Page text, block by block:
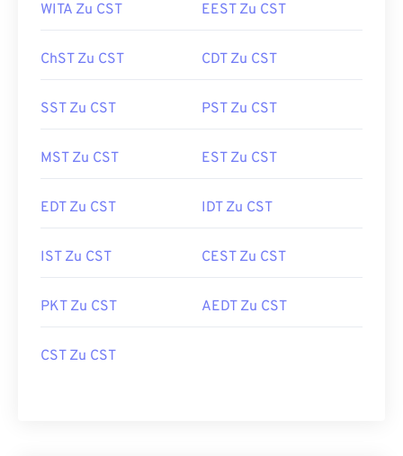
WITA Zu CST EEST Zu CST
ChST Zu CST CDT Zu CST
SST Zu CST PST Zu CST
MST Zu CST EST Zu CST
EDT Zu CST IDT Zu CST
IST Zu CST CEST Zu CST
PKT Zu CST AEDT Zu CST
CST Zu CST